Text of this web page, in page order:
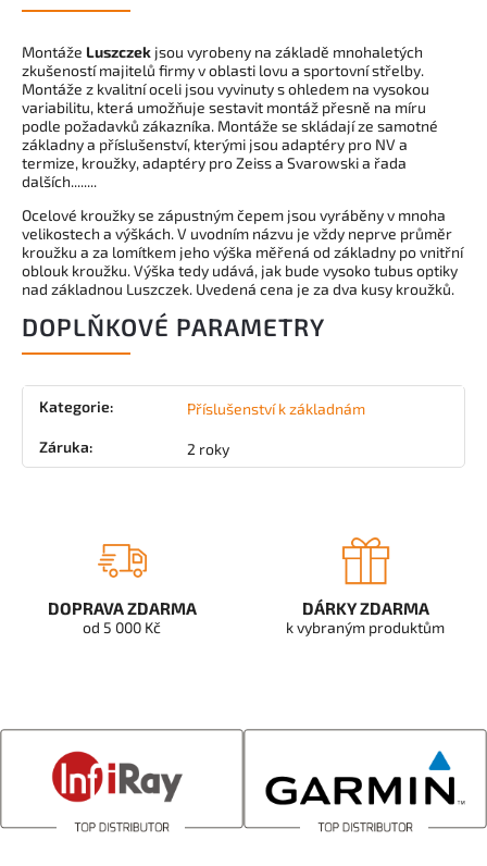
Montáže Luszczek jsou vyrobeny na základě mnohaletých
zkušeností majitelů firmy v oblasti lovu a sportovní střelby.
Montáže z kvalitní oceli jsou vyvinuty s ohledem na vysokou
variabilitu, která umožňuje sestavit montáž přesně na míru
podle požadavků zákazníka. Montáže se skládají ze samotné
základny a příslušenství, kterými jsou adaptéry pro NV a
termize, kroužky, adaptéry pro Zeiss a Svarowski a řada
dalších........
Ocelové kroužky se zápustným čepem jsou vyráběny v mnoha
velikostech a výškách. V uvodním názvu je vždy neprve průměr
kroužku a za lomítkem jeho výška měřená od základny po vnitřní
oblouk kroužku. Výška tedy udává, jak bude vysoko tubus optiky
nad základnou Luszczek. Uvedená cena je za dva kusy kroužků.
DOPLŇKOVÉ PARAMETRY
Kategorie: Příslušenství k základnám
Záruka: 2 roky
DOPRAVA ZDARMA
od 5 000 Kč
DÁRKY ZDARMA
k vybraným produktům